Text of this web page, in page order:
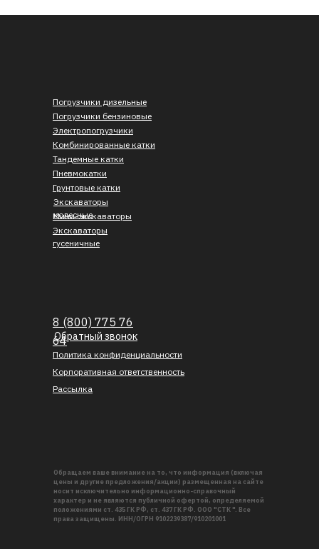
Обращаем ваше внимание на то, что информация (включая
цены и другие предложения/акции) размещенная на сайте
носит исключительно информационно-справочный
характер и не являются публичной офертой, определяемой
положениями ст. 435 ГК РФ, ст. 437 ГК РФ. ООО "СТК ". Все
права защищены. ИНН/ОГРН 9102239387/910201001
Погрузчики дизельные
Погрузчики бензиновые
Электропогрузчики
Экскаваторы
колесные
Обратный звонок
Экскаваторы
гусеничные
Мини-экскаваторы
Комбинированные катки
Грунтовые катки
Тандемные катки
Пневмокатки
Корпоративная ответственность
Рассылка
8 (800) 775 76
64
Политика конфиденциальности